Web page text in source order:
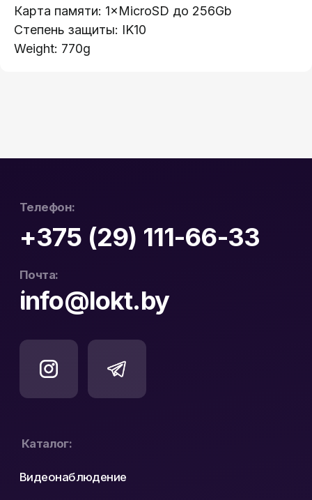
Карта памяти: 1×MicroSD до 256Gb
Степень защиты: IK10
Weight: 770g
Реквизиты
Новости
Стать партнером
О компании
Разработка сайта: nastyadsgn
Карта сайта
Политика конфиденциальности
Офис в Минске:
Официальный
дистрибьютор Hikvision
и WD Purple в Беларуси
ООО «ЛОКТ» УНП:
193671619